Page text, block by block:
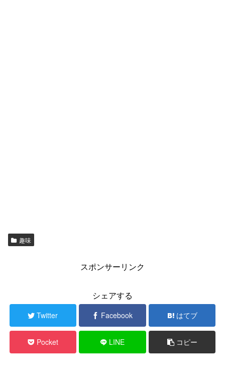
趣味
スポンサーリンク
シェアする
Twitter Facebook はてブ
Pocket LINE コピー